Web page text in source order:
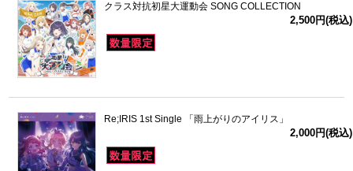
クラス対抗初星大運動会 SONG COLLECTION
2,500円(税込)
Re;IRIS 1st Single 「雨上がりのアイリス」
2,000円(税込)